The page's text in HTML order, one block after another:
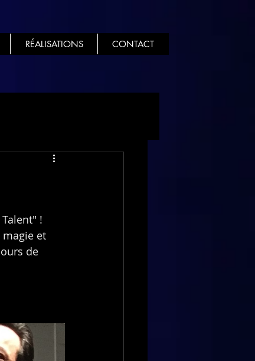
RÉALISATIONS CONTACT
!
et
de